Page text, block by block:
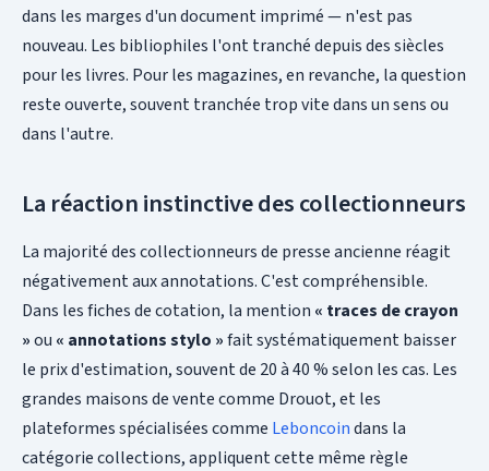
dans les marges d'un document imprimé — n'est pas
nouveau. Les bibliophiles l'ont tranché depuis des siècles
pour les livres. Pour les magazines, en revanche, la question
reste ouverte, souvent tranchée trop vite dans un sens ou
dans l'autre.
La réaction instinctive des collectionneurs
La majorité des collectionneurs de presse ancienne réagit
négativement aux annotations. C'est compréhensible.
Dans les fiches de cotation, la mention « traces de crayon
»ou « annotations stylo »fait systématiquement baisser
le prix d'estimation, souvent de 20 à 40 % selon les cas. Les
grandes maisons de vente comme Drouot, et les
plateformes spécialisées comme Leboncoindans la
catégorie collections, appliquent cette même règle